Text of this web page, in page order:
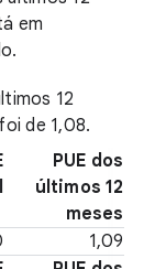
em
12
de 1,08.
PUE dos
últimos 12
meses
1,09